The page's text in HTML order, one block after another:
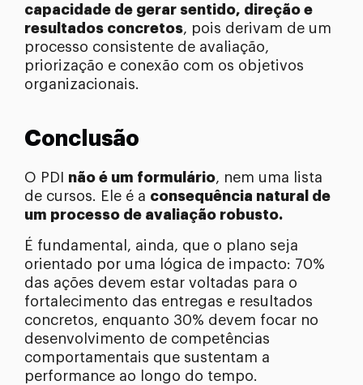
capacidade de gerar sentido, direção e
resultados concretos, pois derivam de um
processo consistente de avaliação,
priorização e conexão com os objetivos
organizacionais.
Conclusão
O PDI não é um formulário, nem uma lista
de cursos. Ele é a consequência natural de
um processo de avaliação robusto.
É fundamental, ainda, que o plano seja
orientado por uma lógica de impacto: 70%
das ações devem estar voltadas para o
fortalecimento das entregas e resultados
concretos, enquanto 30% devem focar no
desenvolvimento de competências
comportamentais que sustentam a
performance ao longo do tempo.